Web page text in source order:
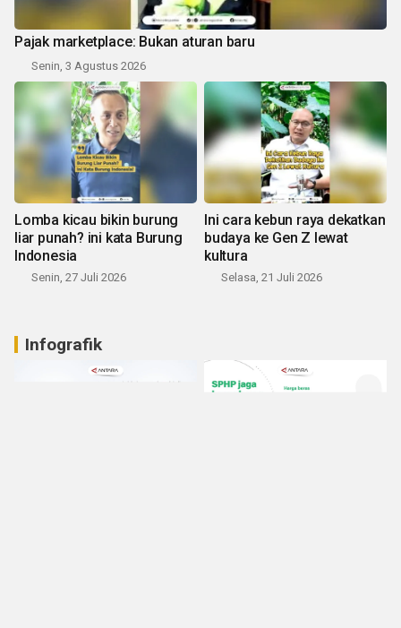
Pajak marketplace: Bukan aturan baru
Senin, 3 Agustus 2026
Lomba kicau bikin burung
liar punah? ini kata Burung
Indonesia
Senin, 27 Juli 2026
Ini cara kebun raya dekatkan
budaya ke Gen Z lewat
kultura
Selasa, 21 Juli 2026
Infografik